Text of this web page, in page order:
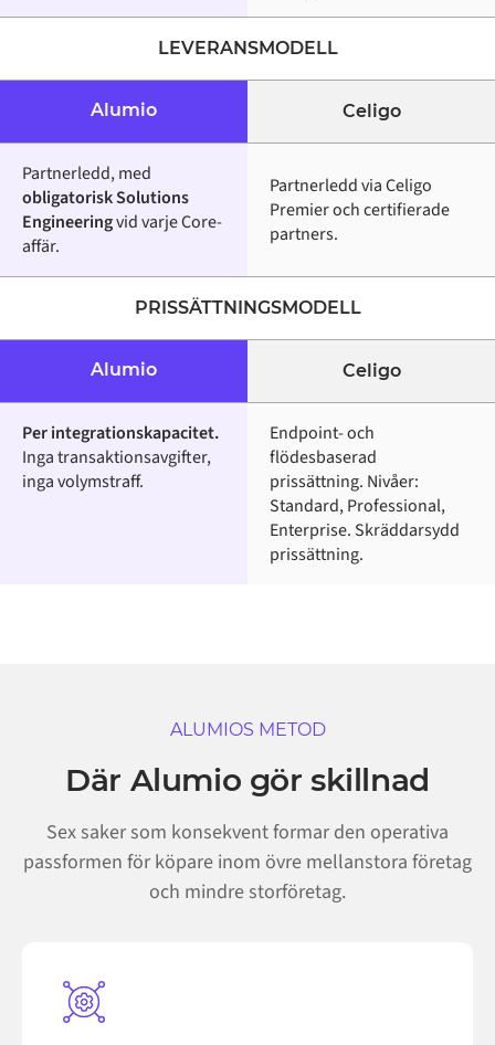
LEVERANSMODELL
Alumio Celigo
Partnerledd, med
obligatorisk Solutions
Engineeringvid varje Core-
affär.
Partnerledd via Celigo
Premier och certifierade
partners.
PRISSÄTTNINGSMODELL
Alumio Celigo
Per integrationskapacitet.
Inga transaktionsavgifter,
inga volymstraff.
Endpoint- och
flödesbaserad
prissättning. Nivåer:
Standard, Professional,
Enterprise. Skräddarsydd
prissättning.
ALUMIOS METOD
Där Alumio gör skillnad
Sex saker som konsekvent formar den operativa
passformen för köpare inom övre mellanstora företag
och mindre storföretag.